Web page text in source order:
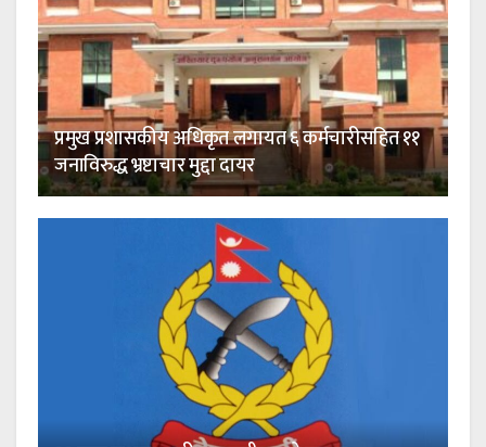
प्रमुख प्रशासकीय अधिकृत लगायत ६ कर्मचारीसहित ११
जनाविरुद्ध भ्रष्टाचार मुद्दा दायर